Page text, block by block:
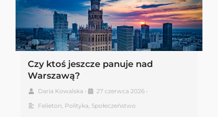
Czy ktoś jeszcze panuje nad
Warszawą?
Daria Kowalska • 27 czerwca 2026 •
Felieton Polityka Społeczeństwo